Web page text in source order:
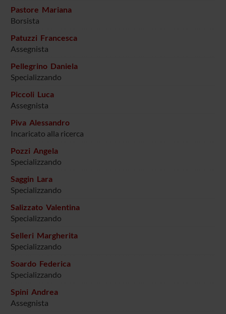
Pastore Mariana
Borsista
Patuzzi Francesca
Assegnista
Pellegrino Daniela
Specializzando
Piccoli Luca
Assegnista
Piva Alessandro
Incaricato alla ricerca
Pozzi Angela
Specializzando
Saggin Lara
Specializzando
Salizzato Valentina
Specializzando
Selleri Margherita
Specializzando
Soardo Federica
Specializzando
Spini Andrea
Assegnista